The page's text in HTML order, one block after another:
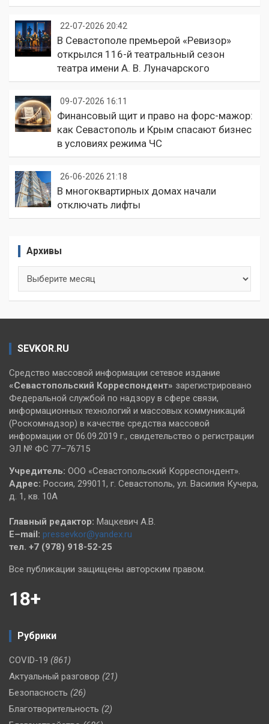
22-07-2026 20:42
В Севастополе премьерой «Ревизор»
открылся 116-й театральный сезон
театра имени А. В. Луначарского
09-07-2026 16:11
Финансовый щит и право на форс-мажор:
как Севастополь и Крым спасают бизнес
в условиях режима ЧС
26-06-2026 21:18
В многоквартирных домах начали
отключать лифты
Архивы
SEVKOR.RU
Средство массовой информации сетевое издание
«Севастопольский Корреспондент» зарегистрировано
Федеральной службой по надзору в сфере связи,
информационных технологий и массовых коммуникаций
(Роскомнадзор) в качестве средства массовой
информации от 06.09.2019 г., свидетельство о регистрации
ЭЛ № ФС 77–76715
Учредитель: ООО «Севастопольский Корреспондент».
Адрес: Россия, 299011, г. Севастополь, ул. Василия Кучера,
д. 1, кв. 10А
Главный редактор: Мацкевич А.В.
E–mail: pressevkor@yandex.ru
тел. +7 (978) 918-52-25
Все публикации защищены авторским правом.
18+
Рубрики
COVID-19 (861)
Актуальный разговор (21)
Безопасность (26)
Благотворительность (2)